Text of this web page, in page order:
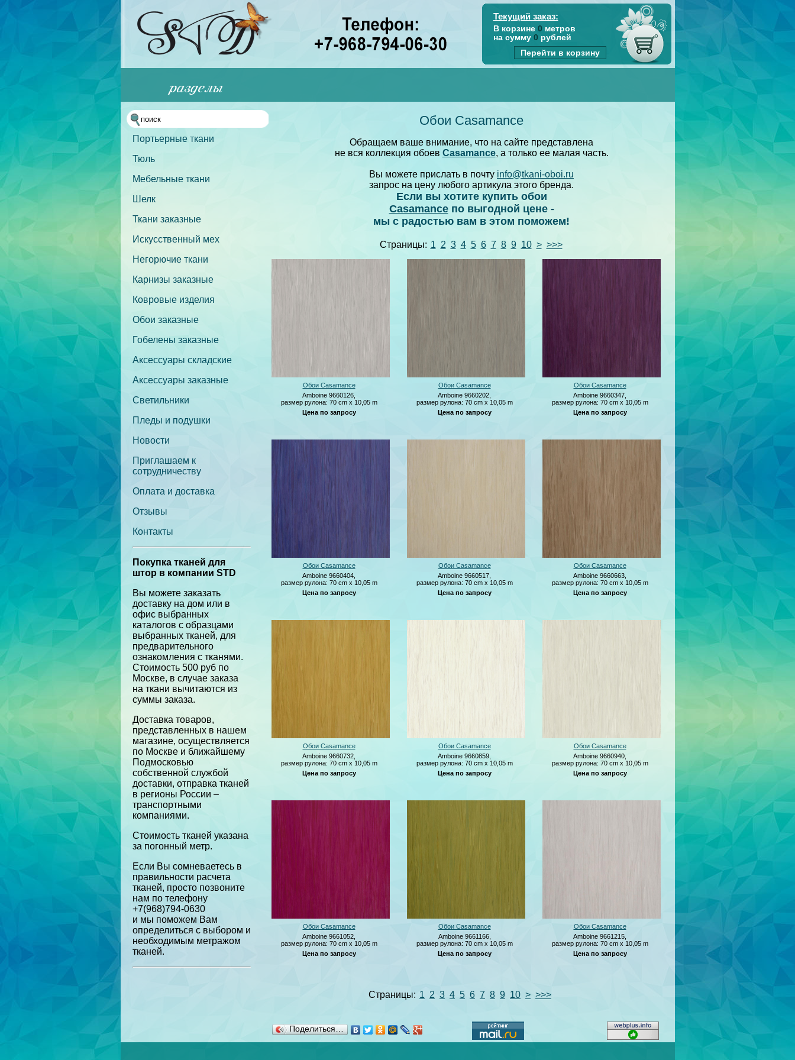
Текущий заказ:
В корзине 0 метров
на сумму 0 рублей
Перейти в корзину
Портьерные ткани
Тюль
Мебельные ткани
Шелк
Ткани заказные
Искусственный мех
Негорючие ткани
Карнизы заказные
Ковровые изделия
Обои заказные
Гобелены заказные
Аксессуары складские
Аксессуары заказные
Светильники
Пледы и подушки
Новости
Приглашаем к
сотрудничеству
Оплата и доставка
Отзывы
Контакты
Покупка тканей для
штор в компании STD
Вы можете заказать
доставку на дом или в
офис выбранных
каталогов с образцами
выбранных тканей, для
предварительного
ознакомления с тканями.
Стоимость 500 руб по
Москве, в случае заказа
на ткани вычитаются из
суммы заказа.
Доставка товаров,
представленных в нашем
магазине, осуществляется
по Москве и ближайшему
Подмосковью
собственной службой
доставки, отправка тканей
в регионы России –
транспортными
компаниями.
Стоимость тканей указана
за погонный метр.
Если Вы сомневаетесь в
правильности расчета
тканей, просто позвоните
нам по телефону
+7(968)794-0630
и мы поможем Вам
определиться с выбором и
необходимым метражом
тканей.
Обои Casamance
Обращаем ваше внимание, что на сайте представлена
не вся коллекция обоев Casamance, а только ее малая часть.
Вы можете прислать в почту info@tkani-oboi.ru
запрос на цену любого артикула этого бренда.
Если вы хотите купить обои
Casamanceпо выгодной цене -
мы с радостью вам в этом поможем!
Страницы: 1 2 3 4 5 6 7 8 9 10 > >>>
Обои Casamance
Amboine 9660126,
размер рулона: 70 cm x 10,05 m
Цена по запросу
Обои Casamance
Amboine 9660202,
размер рулона: 70 cm x 10,05 m
Цена по запросу
Обои Casamance
Amboine 9660347,
размер рулона: 70 cm x 10,05 m
Цена по запросу
Обои Casamance
Amboine 9660404,
размер рулона: 70 cm x 10,05 m
Цена по запросу
Обои Casamance
Amboine 9660517,
размер рулона: 70 cm x 10,05 m
Цена по запросу
Обои Casamance
Amboine 9660663,
размер рулона: 70 cm x 10,05 m
Цена по запросу
Обои Casamance
Amboine 9660732,
размер рулона: 70 cm x 10,05 m
Цена по запросу
Обои Casamance
Amboine 9660859,
размер рулона: 70 cm x 10,05 m
Цена по запросу
Обои Casamance
Amboine 9660940,
размер рулона: 70 cm x 10,05 m
Цена по запросу
Обои Casamance
Amboine 9661052,
размер рулона: 70 cm x 10,05 m
Цена по запросу
Обои Casamance
Amboine 9661166,
размер рулона: 70 cm x 10,05 m
Цена по запросу
Обои Casamance
Amboine 9661215,
размер рулона: 70 cm x 10,05 m
Цена по запросу
Страницы: 1 2 3 4 5 6 7 8 9 10 > >>>
Поделиться…